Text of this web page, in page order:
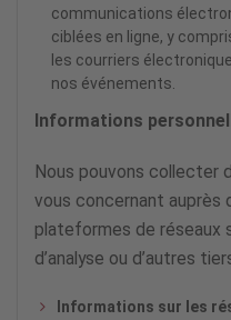
communications
ciblées en ligne, y
les courriers
nos événements.
Informations
Nous pouvons collecter
vous concernant auprès
plateformes de réseaux
d’analyse ou d’autres
Informations sur les